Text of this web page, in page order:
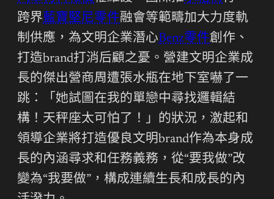
跨界藍寶堅尼零件融會等範疇加大力度軌
制供應，為文明企業潛心Benz零件創作、
打造brand打消后顧之憂。營建文明企業成
長的傑出營商周遭張水瓶在地下室嚇了一
跳：「她試圖在我的單戀中尋找邏輯結
構！天秤座太可怕了！」的狀況，激起和
領導企業將打造優良文明brand作為本身成
長的內涵尋求和任務義務，從“要我做”改
變為“我要做”，構成連續生長和成長的內